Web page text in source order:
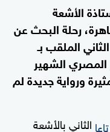
1+
الأشعة
رحلة البحث عن
الملقب بـ
المصري الشهير
ورواية جديدة لم
الثاني بالأشعة